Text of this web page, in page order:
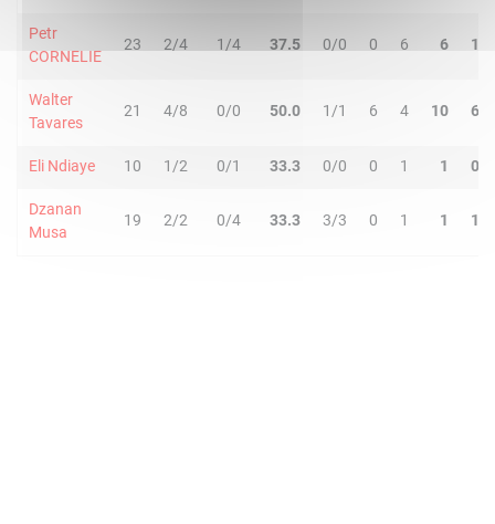
Petr
CORNELIE
23 2/4 1/4 37.5 0/0 0 6 6 1
Walter
Tavares
21 4/8 0/0 50.0 1/1 6 4 10 6
Eli Ndiaye 10 1/2 0/1 33.3 0/0 0 1 1 0
Dzanan
Musa
19 2/2 0/4 33.3 3/3 0 1 1 1